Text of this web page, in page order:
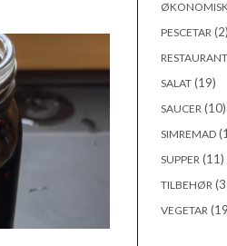
PESCETAR (2)
SALAT(19)
SAUCER (10)
SIMREMAD
SUPPER (11)
TILBEHØR
VEGETAR